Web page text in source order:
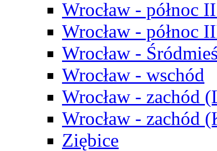
Wrocław - północ
Wrocław - północ
Wrocław -
Wrocław - wschód
Wrocław - zachód
Wrocław - zachód
Ziębice